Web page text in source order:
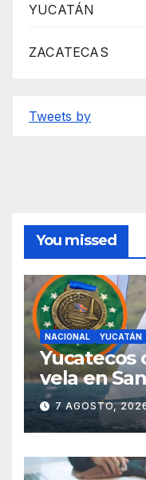
YUCATÁN
ZACATECAS
Tweets by
You missed
NACIONAL YUCATÁN
Yucatecos
vela en
7 AGOSTO,